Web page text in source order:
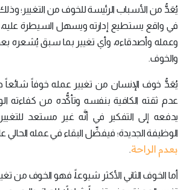
يُعَدُّ من الأسباب الرئيسة للخوف من التغيير؛
في واقع يستطيع إدارته ويسهل السيطرة
وعمله وأصدقاءه، وأي تغيير بما سبق يُشعره
والخوف.
يُعَدُّ خوف الإنسان من تغيير عمله خوفاً
عدم ثقته الكافية بنفسه وتأكُّده من كفاءته
يدفعه إلى التفكير في أنَّه غير مستعد
الوظيفة الجديدة؛ فيفضِّل البقاء في عمله
بعدم الراحة.
أما الخوف الثاني الأكثر شيوعاً، فهو الخوف من